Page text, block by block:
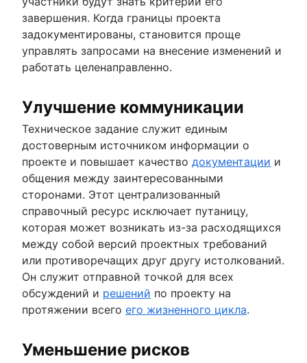
завершения. Когда границы проекта
задокументированы, становится проще
управлять запросами на внесение изменений и
работать целенаправленно.
Улучшение коммуникации
Техническое задание служит единым
достоверным источником информации о
проекте и повышает качество документации и
общения между заинтересованными
сторонами. Этот централизованный
справочный ресурс исключает путаницу,
которая может возникать из-за расходящихся
между собой версий проектных требований
или противоречащих друг другу истолкований.
Он служит отправной точкой для всех
обсуждений и решений по проекту на
протяжении всего его жизненного цикла.
Уменьшение рисков